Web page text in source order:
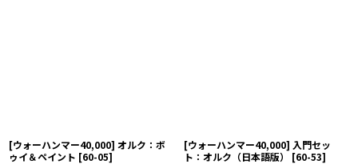
[ウォーハンマー40,000] オルク：ボ
ゥイ＆ペイント [60-05]
[ウォーハンマー40,000] 入門セッ
ト：オルク（日本語版）
[60-53]